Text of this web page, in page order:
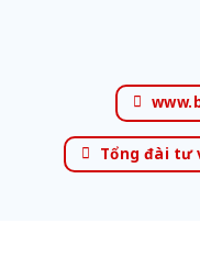
Tổng đài tư